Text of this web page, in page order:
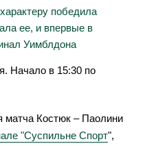
победила
ее, и впервые в
Уимблдона
Начало в 15:30 по
матча Костюк – Паолини
"Суспильне Спорт",